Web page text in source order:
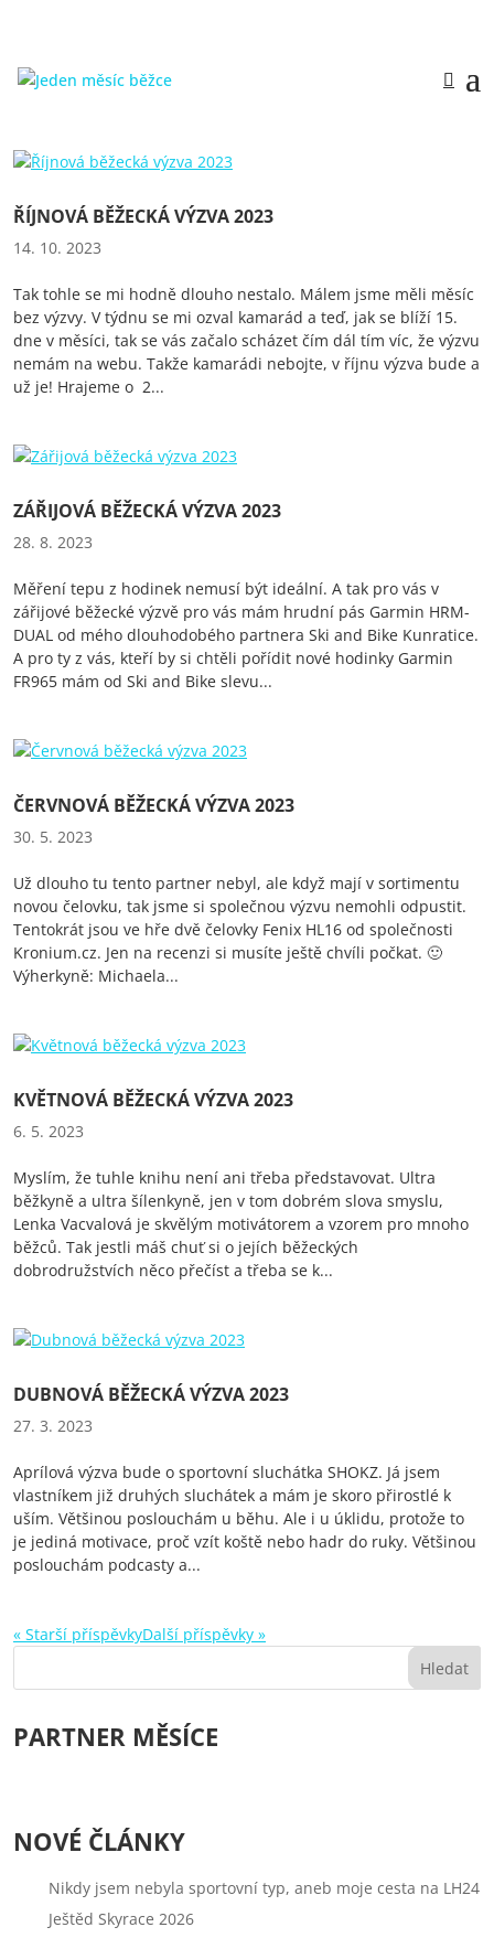
ŘÍJNOVÁ BĚŽECKÁ VÝZVA 2023
14. 10. 2023
Tak tohle se mi hodně dlouho nestalo. Málem jsme měli měsíc
bez výzvy. V týdnu se mi ozval kamarád a teď, jak se blíží 15.
dne v měsíci, tak se vás začalo scházet čím dál tím víc, že výzvu
nemám na webu. Takže kamarádi nebojte, v říjnu výzva bude a
už je! Hrajeme o 2...
ZÁŘIJOVÁ BĚŽECKÁ VÝZVA 2023
28. 8. 2023
Měření tepu z hodinek nemusí být ideální. A tak pro vás v
zářijové běžecké výzvě pro vás mám hrudní pás Garmin HRM-
DUAL od mého dlouhodobého partnera Ski and Bike Kunratice.
A pro ty z vás, kteří by si chtěli pořídit nové hodinky Garmin
FR965 mám od Ski and Bike slevu...
ČERVNOVÁ BĚŽECKÁ VÝZVA 2023
30. 5. 2023
Už dlouho tu tento partner nebyl, ale když mají v sortimentu
novou čelovku, tak jsme si společnou výzvu nemohli odpustit.
Tentokrát jsou ve hře dvě čelovky Fenix HL16 od společnosti
Kronium.cz. Jen na recenzi si musíte ještě chvíli počkat. 🙂
Výherkyně: Michaela...
KVĚTNOVÁ BĚŽECKÁ VÝZVA 2023
6. 5. 2023
Myslím, že tuhle knihu není ani třeba představovat. Ultra
běžkyně a ultra šílenkyně, jen v tom dobrém slova smyslu,
Lenka Vacvalová je skvělým motivátorem a vzorem pro mnoho
běžců. Tak jestli máš chuť si o jejích běžeckých
dobrodružstvích něco přečíst a třeba se k...
DUBNOVÁ BĚŽECKÁ VÝZVA 2023
27. 3. 2023
Aprílová výzva bude o sportovní sluchátka SHOKZ. Já jsem
vlastníkem již druhých sluchátek a mám je skoro přirostlé k
uším. Většinou poslouchám u běhu. Ale i u úklidu, protože to
je jediná motivace, proč vzít koště nebo hadr do ruky. Většinou
poslouchám podcasty a...
« Starší příspěvkyDalší příspěvky »
PARTNER MĚSÍCE
NOVÉ ČLÁNKY
Nikdy jsem nebyla sportovní typ, aneb moje cesta na LH24
Ještěd Skyrace 2026